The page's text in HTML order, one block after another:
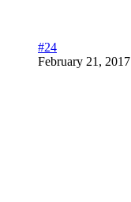
#24
February 21, 2017